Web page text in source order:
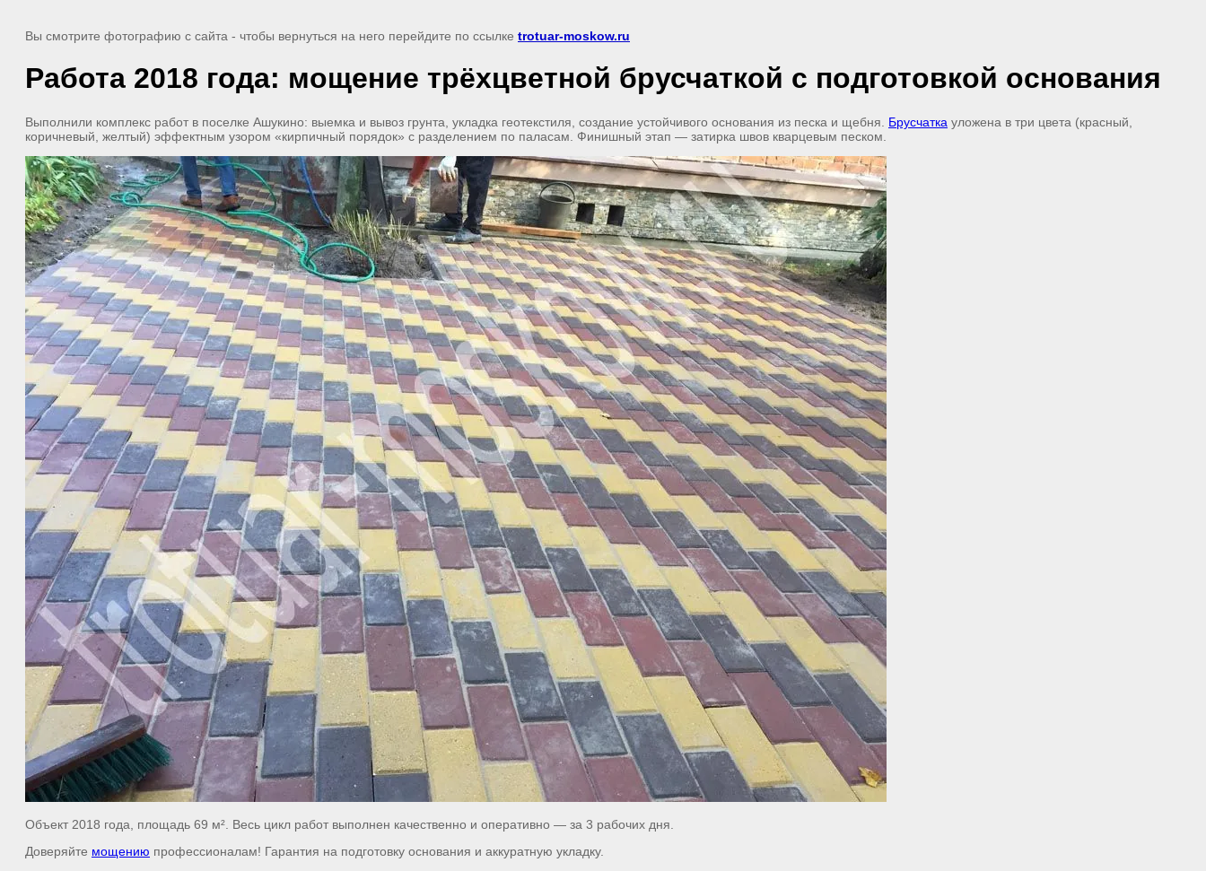
Вы смотрите фотографию с сайта - чтобы вернуться на него перейдите по ссылке trotuar-moskow.ru
Работа 2018 года: мощение трёхцветной брусчаткой с подготовкой основания
Выполнили комплекс работ в поселке Ашукино: выемка и вывоз грунта, укладка геотекстиля, создание устойчивого основания из песка и щебня. Брусчатка уложена в три цвета (красный,
коричневый, желтый) эффектным узором «кирпичный порядок» с разделением по паласам. Финишный этап — затирка швов кварцевым песком.
Объект 2018 года, площадь 69 м². Весь цикл работ выполнен качественно и оперативно — за 3 рабочих дня.
Доверяйте мощению профессионалам! Гарантия на подготовку основания и аккуратную укладку.